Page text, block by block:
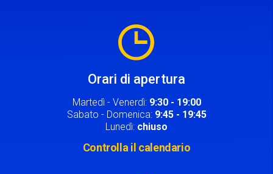
Orari di apertura
Martedì - Venerdì: 9:30 - 19:00
Sabato - Domenica: 9:45 - 19:45
Lunedì: chiuso
Controlla il calendario